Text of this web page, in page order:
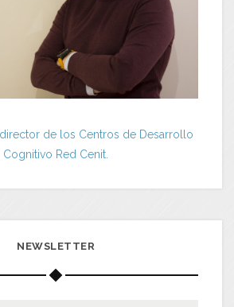
de los Centros de Desarrollo
Cognitivo Red Cenit.
NEWSLETTER